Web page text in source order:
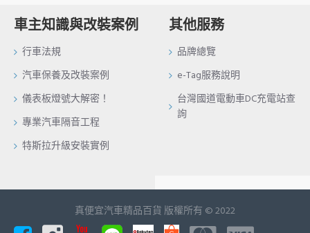
車主知識與改裝案例
行車法規
汽車保養及改裝案例
儀表板燈號大解密！
專業汽車隔音工程
特斯拉升級安裝實例
其他服務
品牌總覽
e-Tag服務說明
台灣國道電動車DC充電站查
詢
真便宜汽車精品百貨 版權所有 © 2022